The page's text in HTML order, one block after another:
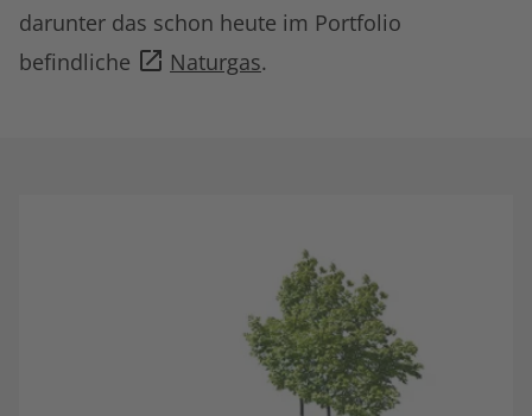
darunter das schon heute im Portfolio
befindliche
Naturgas.